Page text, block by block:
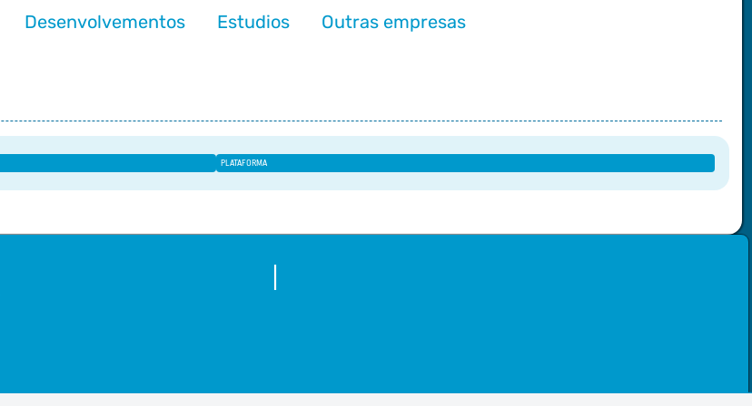
Desenvolvementos Estudios Outras empresas
PLATAFORMA
|